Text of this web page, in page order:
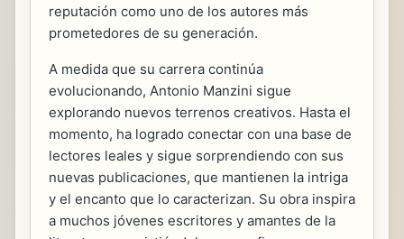
reputación como uno de los autores más
prometedores de su generación.
A medida que su carrera continúa
evolucionando, Antonio Manzini sigue
explorando nuevos terrenos creativos. Hasta el
momento, ha logrado conectar con una base de
lectores leales y sigue sorprendiendo con sus
nuevas publicaciones, que mantienen la intriga
y el encanto que lo caracterizan. Su obra inspira
a muchos jóvenes escritores y amantes de la